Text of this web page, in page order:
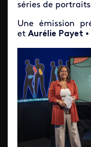
séries de
Une émission
et Aurélie Payet